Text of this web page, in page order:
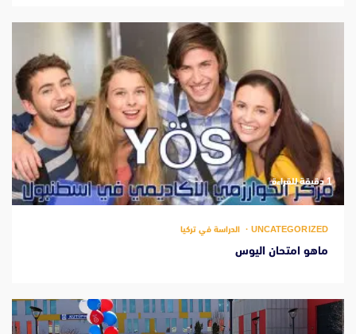
‫1 دقيقة للقراءة
UNCATEGORIZED الدراسة في تركيا
ماهو امتحان اليوس